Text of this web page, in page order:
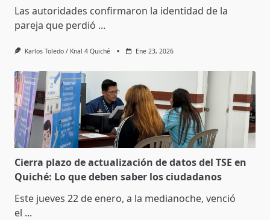
Las autoridades confirmaron la identidad de la
pareja que perdió ...
Karlos Toledo / Knal 4 Quiché Ene 23, 2026
Cierra plazo de actualización de datos del TSE en
Quiché: Lo que deben saber los ciudadanos
Este jueves 22 de enero, a la medianoche, venció
el ...